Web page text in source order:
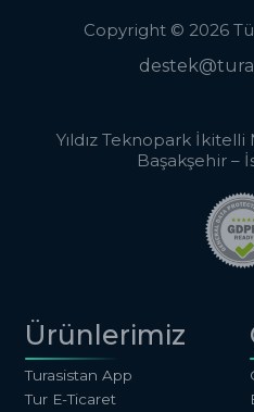
Copyright © 2026
Yıldız Teknopark İkitelli
Başakşehir –
Ürünlerimiz
Turasistan App
Tur E-Ticaret